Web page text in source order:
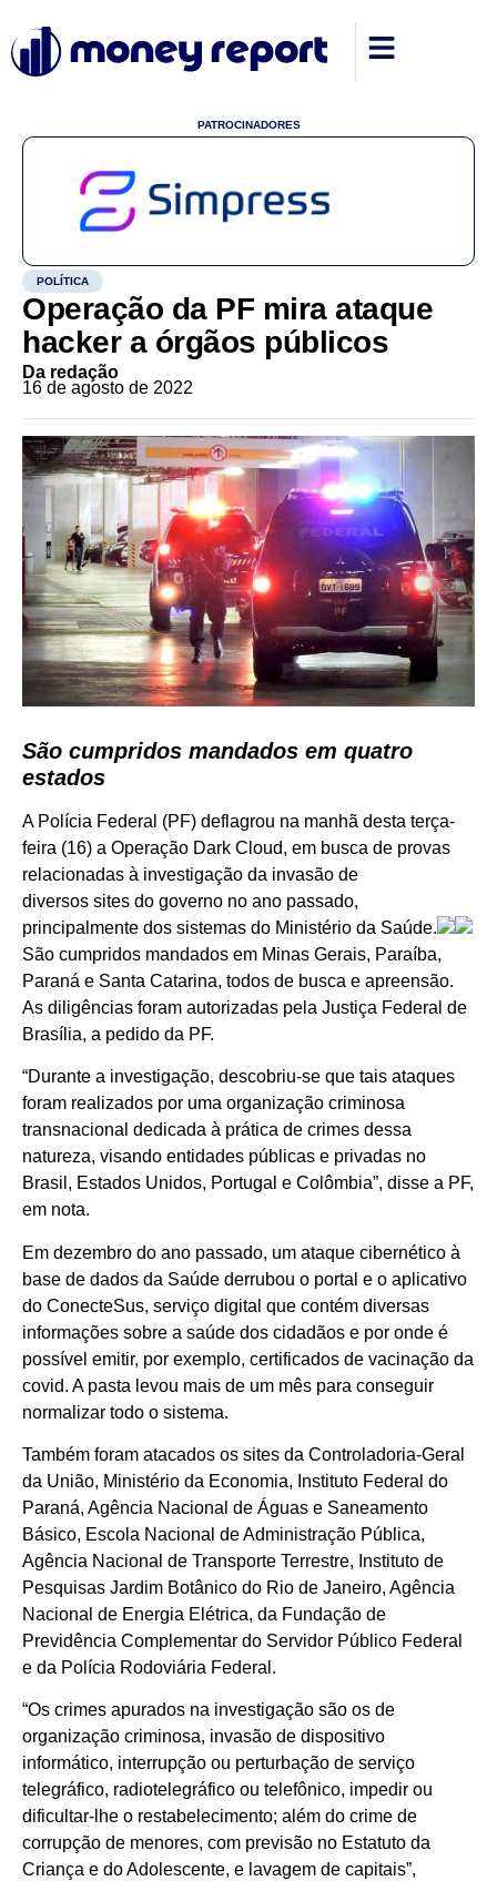
PATROCINADORES
POLÍTICA
Operação da PF mira ataque
hacker a órgãos públicos
Da redação
16 de agosto de 2022
São cumpridos mandados em quatro
estados
A Polícia Federal (PF) deflagrou na manhã desta terça-
feira (16) a Operação Dark Cloud, em busca de provas
relacionadas à investigação da invasão de
diversos sites do governo no ano passado,
principalmente dos sistemas do Ministério da Saúde.
São cumpridos mandados em Minas Gerais, Paraíba,
Paraná e Santa Catarina, todos de busca e apreensão.
As diligências foram autorizadas pela Justiça Federal de
Brasília, a pedido da PF.
“Durante a investigação, descobriu-se que tais ataques
foram realizados por uma organização criminosa
transnacional dedicada à prática de crimes dessa
natureza, visando entidades públicas e privadas no
Brasil, Estados Unidos, Portugal e Colômbia”, disse a PF,
em nota.
Em dezembro do ano passado, um ataque cibernético à
base de dados da Saúde derrubou o portal e o aplicativo
do ConecteSus, serviço digital que contém diversas
informações sobre a saúde dos cidadãos e por onde é
possível emitir, por exemplo, certificados de vacinação da
covid. A pasta levou mais de um mês para conseguir
normalizar todo o sistema.
Também foram atacados os sites da Controladoria-Geral
da União, Ministério da Economia, Instituto Federal do
Paraná, Agência Nacional de Águas e Saneamento
Básico, Escola Nacional de Administração Pública,
Agência Nacional de Transporte Terrestre, Instituto de
Pesquisas Jardim Botânico do Rio de Janeiro, Agência
Nacional de Energia Elétrica, da Fundação de
Previdência Complementar do Servidor Público Federal
e da Polícia Rodoviária Federal.
“Os crimes apurados na investigação são os de
organização criminosa, invasão de dispositivo
informático, interrupção ou perturbação de serviço
telegráfico, radiotelegráfico ou telefônico, impedir ou
dificultar-lhe o restabelecimento; além do crime de
corrupção de menores, com previsão no Estatuto da
Criança e do Adolescente, e lavagem de capitais”,